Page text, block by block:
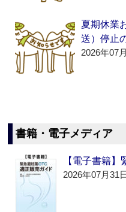
夏期休業
送）停止
2026年07
書籍・電子メディア
【電子書籍
2026年07月31